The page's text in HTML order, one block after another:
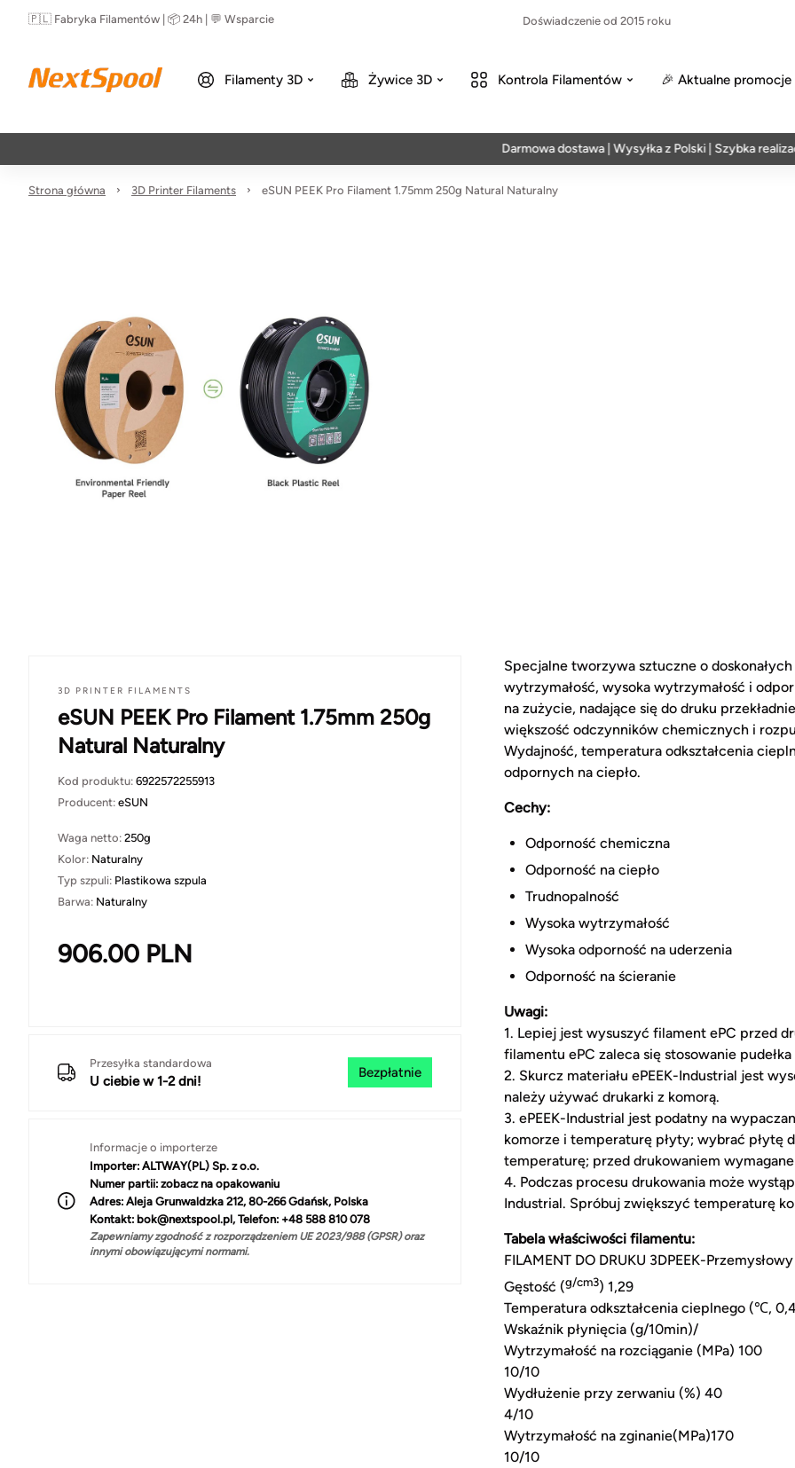
🇵🇱 Fabryka Filamentów | 📦 24h | 💬 Wsparcie Doświadczenie od 2015 roku
Filamenty 3D Żywice 3D Kontrola Filamentów 🎉 Aktualne promocje
Darmowa dostawa | Wysyłka z Polski | Szybka realizacja w
Strona główna 3D Printer Filaments eSUN PEEK Pro Filament 1.75mm 250g Natural Naturalny
3D PRINTER FILAMENTS
eSUN PEEK Pro Filament 1.75mm 250g
Natural Naturalny
Kod produktu: 6922572255913
Producent: eSUN
Waga netto: 250g
Kolor: Naturalny
Typ szpuli: Plastikowa szpula
Barwa: Naturalny
906.00 PLN
Przesyłka standardowa
U ciebie w 1-2 dni!
Bezpłatnie
Informacje o importerze
Importer: ALTWAY(PL) Sp. z o.o.
Numer partii: zobacz na opakowaniu
Adres: Aleja Grunwaldzka 212, 80-266 Gdańsk, Polska
Kontakt: bok@nextspool.pl, Telefon: +48 588 810 078
Zapewniamy zgodność z rozporządzeniem UE 2023/988 (GPSR) oraz
innymi obowiązującymi normami.
Specjalne tworzywa sztuczne o
wytrzymałość, wysoka wytrzymałość i
na zużycie, nadające się do druku
większość odczynników chemicznych i
Wydajność, temperatura odkształcenia
odpornych na ciepło.
Cechy:
Odporność chemiczna
Odporność na ciepło
Trudnopalność
Wysoka wytrzymałość
Wysoka odporność na uderzenia
Odporność na ścieranie
Uwagi:
1. Lepiej jest wysuszyć filament ePC przed
filamentu ePC zaleca się stosowanie pudełka
2. Skurcz materiału ePEEK-Industrial jest
należy używać drukarki z komorą.
3. ePEEK-Industrial jest podatny na
komorze i temperaturę płyty; wybrać płytę
temperaturę; przed drukowaniem
4. Podczas procesu drukowania może
Industrial. Spróbuj zwiększyć temperaturę
Tabela właściwości filamentu:
FILAMENT DO DRUKU 3DPEEK-Przemysłowy
Gęstość (g/cm3) 1,29
Temperatura odkształcenia cieplnego (℃,
Wskaźnik płynięcia (g/10min)/
Wytrzymałość na rozciąganie (MPa) 100
10/10
Wydłużenie przy zerwaniu (%) 40
4/10
Wytrzymałość na zginanie(MPa)170
10/10